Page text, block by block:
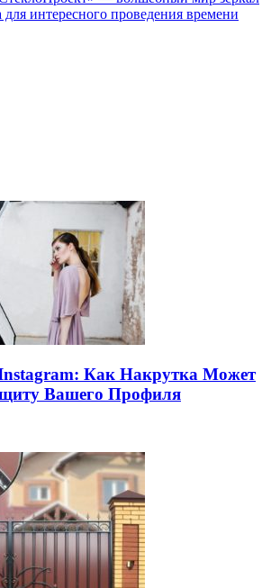
интересного проведения времени
Instagram: Как Накрутка Может
Вашего Профиля